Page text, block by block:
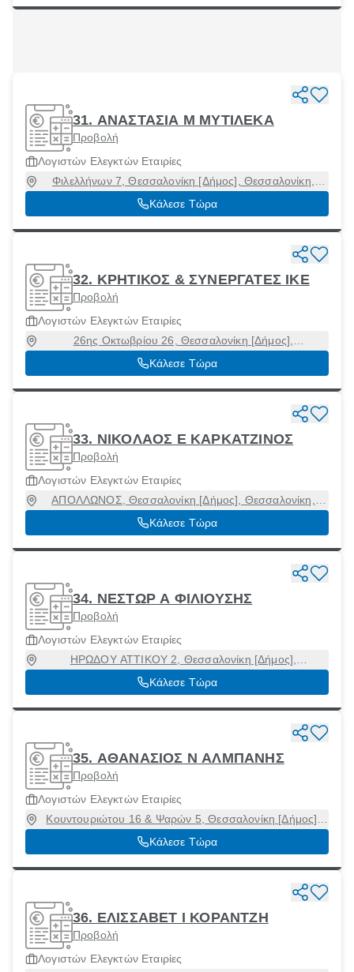
31. ΑΝΑΣΤΑΣΙΑ Μ ΜΥΤΙΛΕΚΑ
Προβολή
Λογιστών Ελεγκτών Εταιρίες
Φιλελλήνων 7, Θεσσαλονίκη [Δήμος], Θεσσαλονίκη,
54645
Κάλεσε Τώρα
32. ΚΡΗΤΙΚΟΣ & ΣΥΝΕΡΓΑΤΕΣ ΙΚΕ
Προβολή
Λογιστών Ελεγκτών Εταιρίες
26ης Οκτωβρίου 26, Θεσσαλονίκη [Δήμος],
Θεσσαλονίκη, 54626
Κάλεσε Τώρα
33. ΝΙΚΟΛΑΟΣ Ε ΚΑΡΚΑΤΖΙΝΟΣ
Προβολή
Λογιστών Ελεγκτών Εταιρίες
ΑΠΟΛΛΩΝΟΣ, Θεσσαλονίκη [Δήμος], Θεσσαλονίκη,
54454
Κάλεσε Τώρα
34. ΝΕΣΤΩΡ Α ΦΙΛΙΟΥΣΗΣ
Προβολή
Λογιστών Ελεγκτών Εταιρίες
ΗΡΩΔΟΥ ΑΤΤΙΚΟΥ 2, Θεσσαλονίκη [Δήμος],
Θεσσαλονίκη, 54625
Κάλεσε Τώρα
35. ΑΘΑΝΑΣΙΟΣ Ν ΑΛΜΠΑΝΗΣ
Προβολή
Λογιστών Ελεγκτών Εταιρίες
Κουντουριώτου 16 & Ψαρών 5, Θεσσαλονίκη [Δήμος],
Θεσσαλονίκη, 12132
Κάλεσε Τώρα
36. ΕΛΙΣΣΑΒΕΤ Ι ΚΟΡΑΝΤΖΗ
Προβολή
Λογιστών Ελεγκτών Εταιρίες